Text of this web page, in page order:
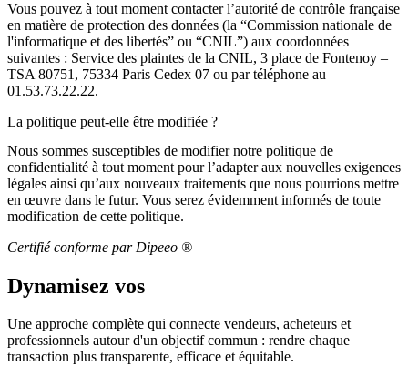
Vous pouvez à tout moment contacterl’autorité de contrôle française
en matière de protection des données (la “Commission nationale de
l'informatique et des libertés” ou “CNIL”) aux coordonnées
suivantes : Service des plaintes de la CNIL, 3 place de Fontenoy –
TSA 80751, 75334 Paris Cedex 07 ou par téléphone au
01.53.73.22.22.
La politique peut-elle être modifiée ?
Nous sommes susceptibles de modifier notre politique de
confidentialité à tout moment pour l’adapter aux nouvelles exigences
légales ainsi qu’aux nouveaux traitements que nous pourrions mettre
en œuvre dans le futur. Vous serez évidemment informés de toute
modification de cette politique.
Certifié conforme par Dipeeo ®
Dynamisez vos
Une approche complète qui connecte vendeurs, acheteurs et
professionnels autour d'un objectif commun : rendre chaque
transaction plus transparente, efficace et équitable.